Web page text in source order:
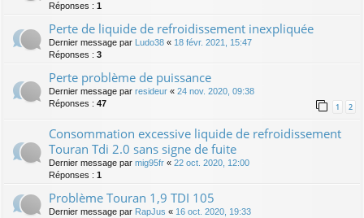
Réponses : 1
Perte de liquide de refroidissement inexpliquée
Dernier message par Ludo38 « 18 févr. 2021, 15:47
Réponses : 3
Perte problème de puissance
Dernier message par resideur « 24 nov. 2020, 09:38
Réponses : 47 1 2
Consommation excessive liquide de refroidissement
Touran Tdi 2.0 sans signe de fuite
Dernier message par mig95fr « 22 oct. 2020, 12:00
Réponses : 1
Problème Touran 1,9 TDI 105
Dernier message par RapJus « 16 oct. 2020, 19:33